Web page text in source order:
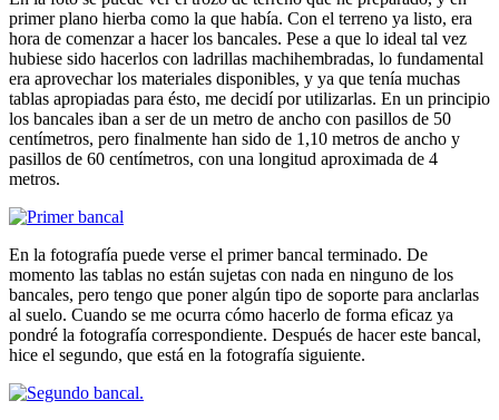
primer plano hierba como la que había. Con el terreno ya listo, era
hora de comenzar a hacer los bancales. Pese a que lo ideal tal vez
hubiese sido hacerlos con ladrillas machihembradas, lo fundamental
era aprovechar los materiales disponibles, y ya que tenía muchas
tablas apropiadas para ésto, me decidí por utilizarlas. En un principio
los bancales iban a ser de un metro de ancho con pasillos de 50
centímetros, pero finalmente han sido de 1,10 metros de ancho y
pasillos de 60 centímetros, con una longitud aproximada de 4
metros.
En la fotografía puede verse el primer bancal terminado. De
momento las tablas no están sujetas con nada en ninguno de los
bancales, pero tengo que poner algún tipo de soporte para anclarlas
al suelo. Cuando se me ocurra cómo hacerlo de forma eficaz ya
pondré la fotografía correspondiente. Después de hacer este bancal,
hice el segundo, que está en la fotografía siguiente.